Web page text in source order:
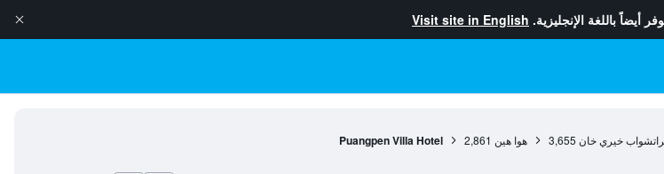
أيضاً باللغة الإنجليزية. Visit site in English
خيري خان 3,655 هوا هين 2,861
Puangpen Villa Hotel